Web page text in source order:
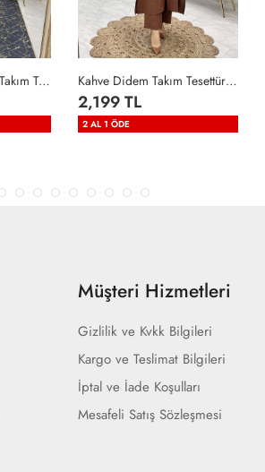
Lacivert Azra Elbise Takım Tesettür Giyim Lacivert Kahve Didem Takım Tesettür Giyim Kahverengi
2,199 TL
2 AL 1 ÖDE
Müşteri Hizmetleri
Gizlilik ve Kvkk Bilgileri
Kargo ve Teslimat Bilgileri
İptal ve İade Koşulları
Mesafeli Satış Sözleşmesi